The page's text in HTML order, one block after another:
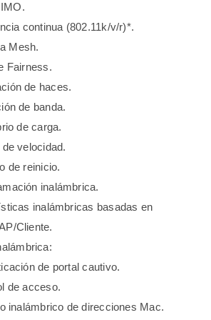
continua (802.11k/v/r)*.
Mesh.
Fairness.
de haces.
de banda.
de carga.
velocidad.
de reinicio.
inalámbrica.
inalámbricas basadas en
Cliente.
de portal cautivo.
de acceso.
inalámbrico de direcciones Mac.